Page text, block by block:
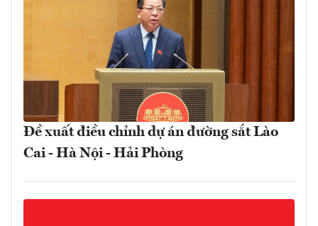
Đề xuất điều chỉnh dự án đường sắt Lào
Cai - Hà Nội - Hải Phòng